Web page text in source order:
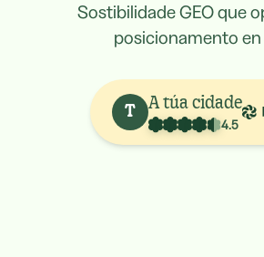
Sostibilidade GEO que
posicionamento en
T A túa cidade
4.5